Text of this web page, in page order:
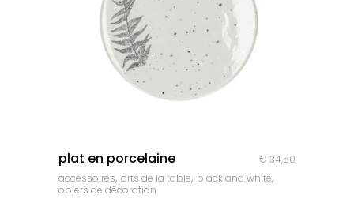
plat en porcelaine € 34,50
accessoires, arts de la table, black and white,
objets de décoration